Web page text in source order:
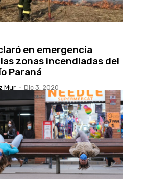
en emergencia
zonas incendiadas del
Paraná
Mur - Dic 3, 2020